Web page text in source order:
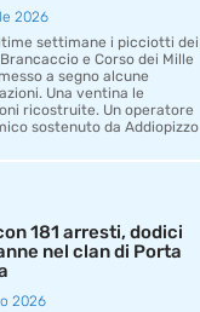
2026
settimane i picciotti dei
e Corso dei Mille
a segno alcune
Una ventina le
ricostruite. Un operatore
sostenuto da Addiopizzo
181 arresti, dodici
nel clan di Porta
2026